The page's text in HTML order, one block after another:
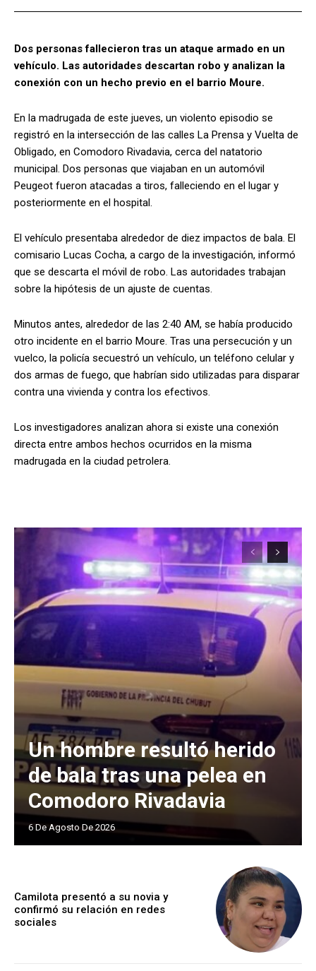
Dos personas fallecieron tras un ataque armado en un
vehículo. Las autoridades descartan robo y analizan la
conexión con un hecho previo en el barrio Moure.
En la madrugada de este jueves, un violento episodio se
registró en la intersección de las calles La Prensa y Vuelta de
Obligado, en Comodoro Rivadavia, cerca del natatorio
municipal. Dos personas que viajaban en un automóvil
Peugeot fueron atacadas a tiros, falleciendo en el lugar y
posteriormente en el hospital.
El vehículo presentaba alrededor de diez impactos de bala. El
comisario Lucas Cocha, a cargo de la investigación, informó
que se descarta el móvil de robo. Las autoridades trabajan
sobre la hipótesis de un ajuste de cuentas.
Minutos antes, alrededor de las 2:40 AM, se había producido
otro incidente en el barrio Moure. Tras una persecución y un
vuelco, la policía secuestró un vehículo, un teléfono celular y
dos armas de fuego, que habrían sido utilizadas para disparar
contra una vivienda y contra los efectivos.
Los investigadores analizan ahora si existe una conexión
directa entre ambos hechos ocurridos en la misma
madrugada en la ciudad petrolera.
Un hombre resultó herido
de bala tras una pelea en
Comodoro Rivadavia
6 De Agosto De 2026
Camilota presentó a su novia y
confirmó su relación en redes
sociales